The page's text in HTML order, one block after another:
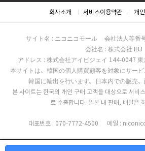
회사소개 서비스이용약관 개
サイト名 : ニコニコモール
会社法人等番
会社名 : 株式会社 IBJ
アドレス : 株式会社アイビジェイ 144-0047
本サイトは、韓国の個人購買顧客を対象にサー
韓国に輸出を行います。日本内での販売、
본 사이트는 한국의 개인 구매 고객을 대상으로 서비
로 수출합니다. 일본 내 판매, 배달은
대표번호 : 070-7772-4500 메일 :